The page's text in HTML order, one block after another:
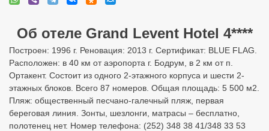
Об отеле Grand Levent Hotel 4****
Построен: 1996 г. Реновация: 2013 г. Сертификат: BLUE FLAG.
Расположен: в 40 км от аэропорта г. Бодрум, в 2 км от п.
Ортакент. Состоит из одного 2-этажного корпуса и шести 2-
этажных блоков. Всего 87 номеров. Общая площадь: 5 500 м2.
Пляж: общественный песчано-галечный пляж, первая
береговая линия. Зонты, шезлонги, матрасы – бесплатно,
полотенец нет. Номер телефона: (252) 348 38 41/348 33 53